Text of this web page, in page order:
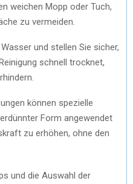
weichen Mopp oder Tuch,
zu vermeiden.
und stellen Sie sicher,
schnell trocknet,
können spezielle
Form angewendet
zu erhöhen, ohne den
und die Auswahl der